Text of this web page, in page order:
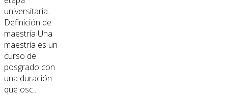
universitaria.
Definición de
maestría Una
maestría es un
curso de
posgrado con
una duración
que osc...